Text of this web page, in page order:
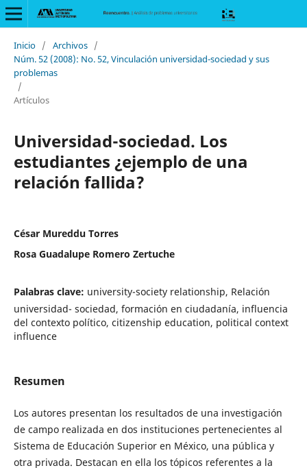
Inicio / Archivos /
Núm. 52 (2008): No. 52, Vinculación universidad-sociedad y sus
problemas
/
Artículos
Universidad-sociedad. Los
estudiantes ¿ejemplo de una
relación fallida?
César Mureddu Torres
Rosa Guadalupe Romero Zertuche
Palabras clave: university-society relationship, Relación
universidad- sociedad, formación en ciudadanía, influencia
del contexto político, citizenship education, political context
influence
Resumen
Los autores presentan los resultados de una investigación
de campo realizada en dos instituciones pertenecientes al
Sistema de Educación Superior en México, una pública y
otra privada. Destacan en ella los tópicos referentes a la